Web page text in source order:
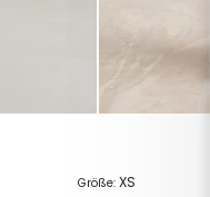
Größe: XS